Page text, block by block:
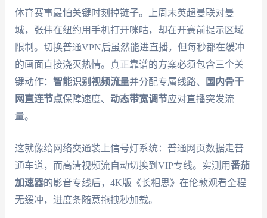
体育赛事最怕关键时刻掉链子。上周末英超曼联对曼
城，张伟在纽约用手机打开咪咕，却在开赛前提示区域
限制。切换普通VPN后虽然能进直播，但每秒都在缓冲
的画面直接浇灭热情。真正靠谱的方案必须包含三个关
键动作： 智能识别视频流量并分配专属线路、
国内骨干
网直连节点保障速度、 动态带宽调节应对直播突发流
量。
这就像给网络交通装上信号灯系统：普通网页数据走普
通车道，而高清视频流自动切换到VIP专线。实测用番茄
加速器的影音专线后，4K版《长相思》在伦敦观看全程
无缓冲，进度条随意拖拽秒加载。